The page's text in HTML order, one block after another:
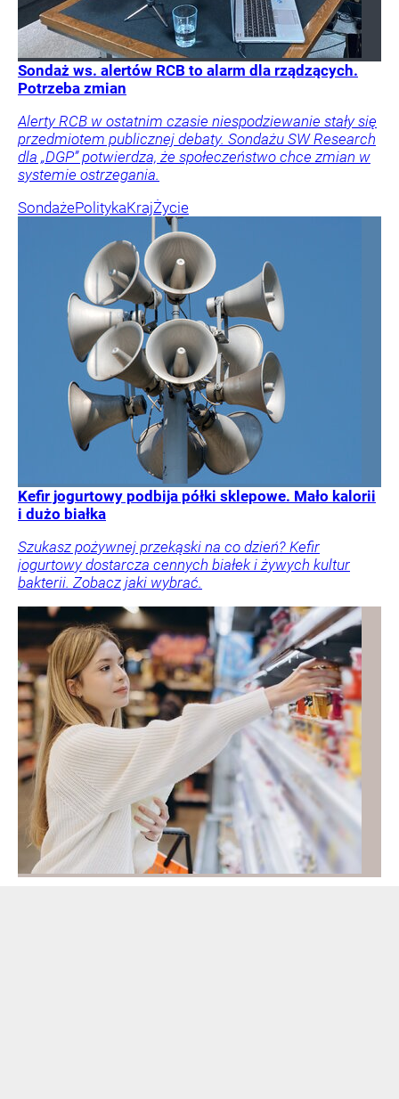
Sondaż ws. alertów RCB to alarm dla rządzących.
Potrzeba zmian
Alerty RCB w ostatnim czasie niespodziewanie stały się
przedmiotem publicznej debaty. Sondażu SW Research
dla „DGP” potwierdza, że społeczeństwo chce zmian w
systemie ostrzegania.
SondażePolitykaKrajŻycie
Kefir jogurtowy podbija półki sklepowe. Mało kalorii
i dużo białka
Szukasz pożywnej przekąski na co dzień? Kefir
jogurtowy dostarcza cennych białek i żywych kultur
bakterii. Zobacz jaki wybrać.